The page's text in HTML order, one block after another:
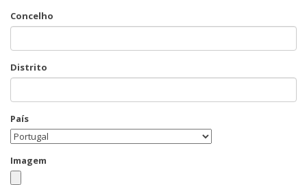
Concelho
Distrito
País
Imagem